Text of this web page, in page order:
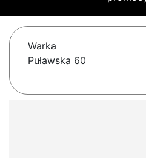
Warka
Puławska 60